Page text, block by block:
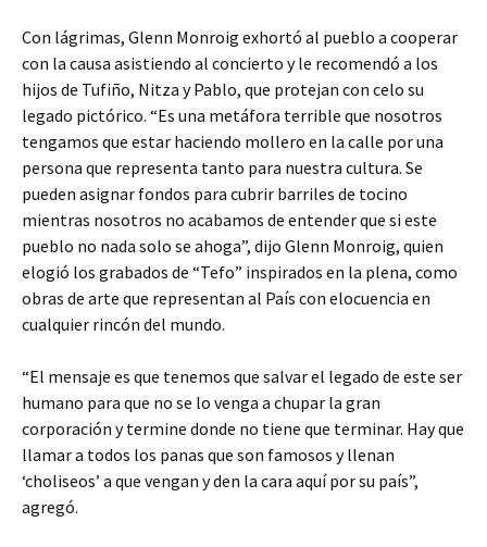
Con lágrimas, Glenn Monroig exhortó al pueblo a cooperar
con la causa asistiendo al concierto y le recomendó a los
hijos de Tufiño, Nitza y Pablo, que protejan con celo su
legado pictórico. “Es una metáfora terrible que nosotros
tengamos que estar haciendo mollero en la calle por una
persona que representa tanto para nuestra cultura. Se
pueden asignar fondos para cubrir barriles de tocino
mientras nosotros no acabamos de entender que si este
pueblo no nada solo se ahoga”, dijo Glenn Monroig, quien
elogió los grabados de “Tefo” inspirados en la plena, como
obras de arte que representan al País con elocuencia en
cualquier rincón del mundo.
“El mensaje es que tenemos que salvar el legado de este ser
humano para que no se lo venga a chupar la gran
corporación y termine donde no tiene que terminar. Hay que
llamar a todos los panas que son famosos y llenan
‘choliseos’ a que vengan y den la cara aquí por su país”,
agregó.